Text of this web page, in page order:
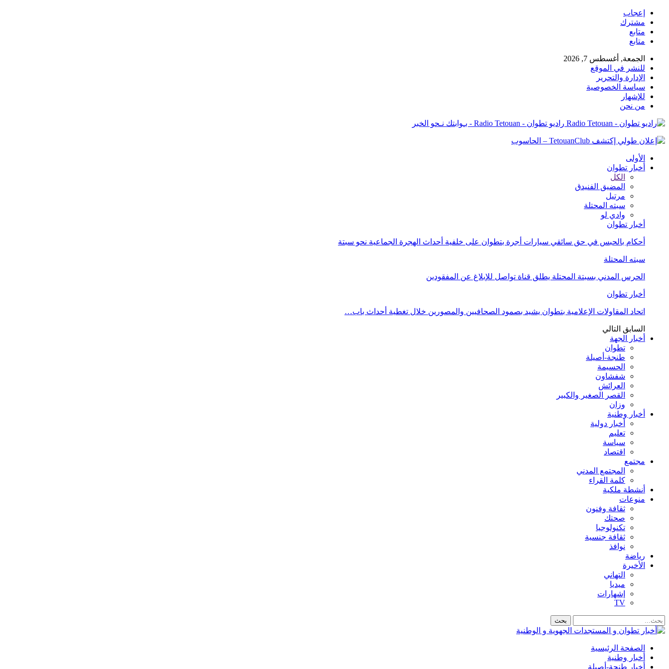
إعجاب
مشترك
متابع
متابع
الجمعة, أغسطس 7, 2026
للنشر في الموقع
الإدارة والتحرير
سياسة الخصوصية
للإشهار
من نحن
راديو تطوان - Radio Tetouan - بـوابتك نـحو الخبر
الأولى
أخبار تطوان
الكل
المضيق الفنيدق
مرتيل
سبته المحتلة
وادي لو
أخبار تطوان
أحكام بالحبس في حق سائقي سيارات أجرة بتطوان على خلفية أحداث الهجرة الجماعية نحو سبتة
سبته المحتلة
الحرس المدني بسبتة المحتلة يطلق قناة تواصل للإبلاغ عن المفقودين
أخبار تطوان
اتحاد المقاولات الإعلامية بتطوان يشيد بصمود الصحافيين والمصورين خلال تغطية أحداث باب…
السابق التالي
أخبار الجهة
تطوان
طنجة-أصيلة
الحسيمة
شفشاون
العرائش
القصر الصغير والكبير
وزان
أخبار وطنية
أخبار دولية
تعليم
سياسة
اقتصاد
مجتمع
المجتمع المدني
كلمة القراء
أنشطة ملكية
منوعات
ثقافة وفنون
صحتك
تكنولوجيا
ثقافة جنسية
نوافذ
رياضة
الأخيرة
التهاني
ميديا
إشهارات
TV
الصفحة الرئيسية
أخبار وطنية
أخبار طنجة-أصيلة